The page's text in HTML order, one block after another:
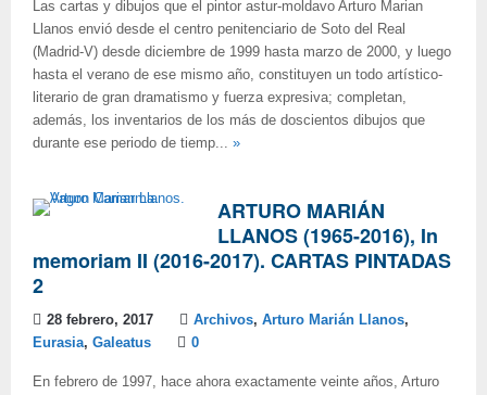
Las cartas y dibujos que el pintor astur-moldavo Arturo Marian
Llanos envió desde el centro penitenciario de Soto del Real
(Madrid-V) desde diciembre de 1999 hasta marzo de 2000, y luego
hasta el verano de ese mismo año, constituyen un todo artístico-
literario de gran dramatismo y fuerza expresiva; completan,
además, los inventarios de los más de doscientos dibujos que
durante ese periodo de tiemp... »
ARTURO MARIÁN
LLANOS (1965-2016), In
memoriam II (2016-2017). CARTAS PINTADAS
2
28 febrero, 2017 Archivos, Arturo Marián Llanos,
Eurasia, Galeatus 0
En febrero de 1997, hace ahora exactamente veinte años, Arturo